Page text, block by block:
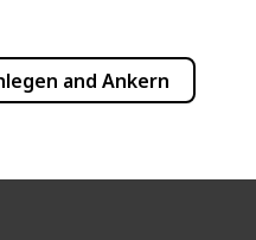
Bojengurt
Verlängerungsstück 10m